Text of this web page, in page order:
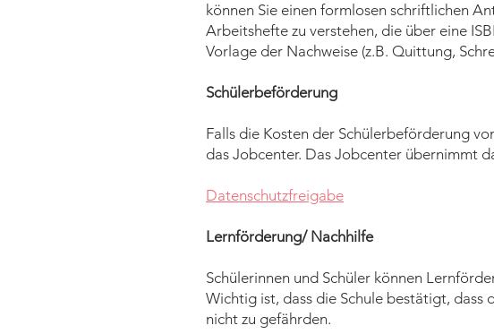
können Sie einen formlosen schriftlichen
Arbeitshefte zu verstehen, die über eine
Vorlage der Nachweise (z.B. Quittung,
Schülerbeförderung
Falls die Kosten der Schülerbeförderung
das Jobcenter. Das Jobcenter übernimmt
Datenschutzfreigabe
Lernförderung/ Nachhilfe
Schülerinnen und Schüler können
Wichtig ist, dass die Schule bestätigt, dass
nicht zu gefährden.